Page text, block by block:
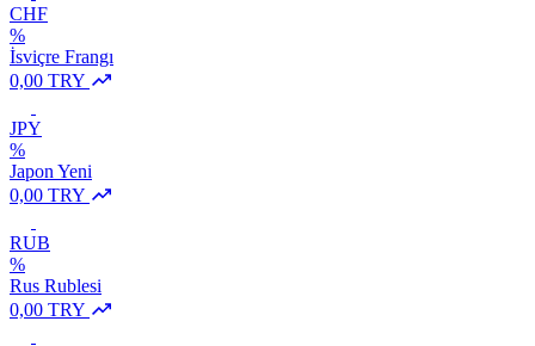
CHF
%
İsviçre Frangı
0,00 TRY
JPY
%
Japon Yeni
0,00 TRY
RUB
%
Rus Rublesi
0,00 TRY